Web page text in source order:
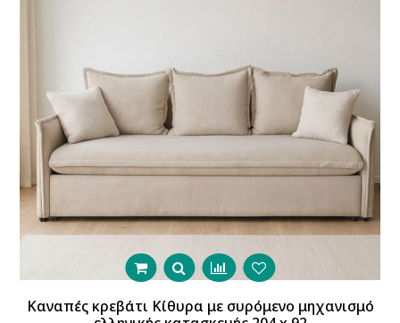
Καναπές κρεβάτι Κίθυρα με συρόμενο μηχανισμό